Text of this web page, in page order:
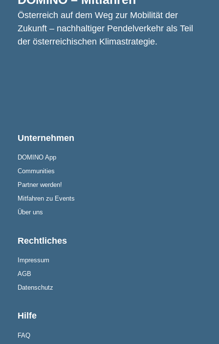
Österreich auf dem Weg zur Mobilität der
Zukunft – nachhaltiger Pendelverkehr als Teil
der österreichischen Klimastrategie.
Unternehmen
DOMINO App
Communities
Partner werden!
Mitfahren zu Events
Über uns
Rechtliches
Impressum
AGB
Datenschutz
Hilfe
FAQ